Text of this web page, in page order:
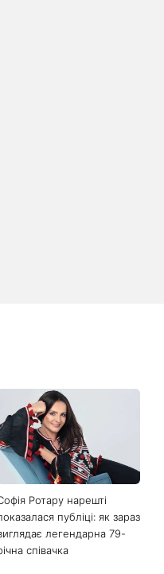
Ротару нарешті
публіці: як зараз
легендарна 79-
співачка